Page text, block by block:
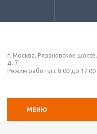
г. Москва, Рязановское шоссе,
д. 7
Режим работы с 8:00 до 17:00
МЕНЮ